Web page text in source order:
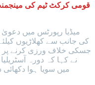
قومی کرکٹ ٹیم کی مینجمنٹ
میڈیا رپورٹس میں دعویٰ
کی جانب سے کھلاڑیوں
جسکی خلاف ورزی کرنے پر
نے کہا کہ دورہ